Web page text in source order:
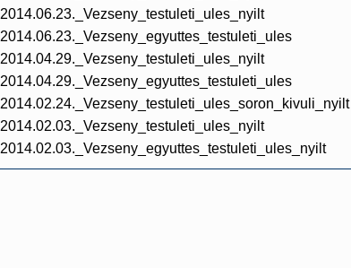
2014.06.23._Vezseny_testuleti_ules_nyilt
2014.06.23._Vezseny_egyuttes_testuleti_ules
2014.04.29._Vezseny_testuleti_ules_nyilt
2014.04.29._Vezseny_egyuttes_testuleti_ules
2014.02.24._Vezseny_testuleti_ules_soron_kivuli_nyilt
2014.02.03._Vezseny_testuleti_ules_nyilt
2014.02.03._Vezseny_egyuttes_testuleti_ules_nyilt